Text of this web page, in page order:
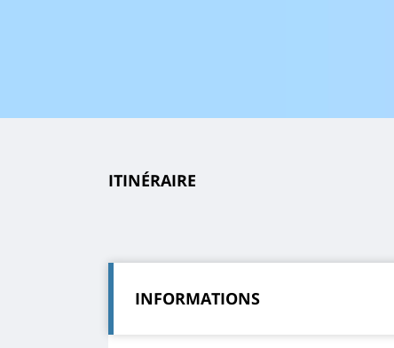
ITINÉRAIRE
INFORMATIONS